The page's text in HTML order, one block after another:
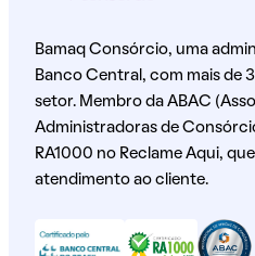
Bamaq Consórcio, uma
Banco Central, com mais de
setor. Membro da ABAC
Administradoras de
RA1000 no Reclame Aqui,
atendimento ao cliente.